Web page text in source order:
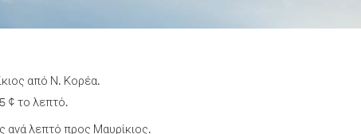
από Ν. Κορέα.
¢ το λεπτό.
ανά λεπτό προς Μαυρίκιος.